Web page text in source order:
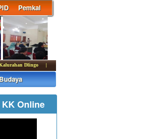
Pemkal
Dlingo | Media informasi dan komunikasi
Online